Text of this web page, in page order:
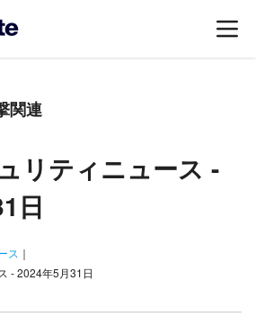
関連
リティニュース -
日
ス ｜
- 2024年5月31日